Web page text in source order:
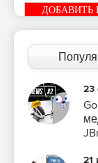
ДОБАВИТЬ
23
21